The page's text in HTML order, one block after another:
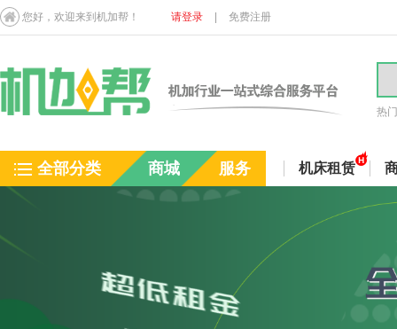
您好，欢迎来到机加帮！ 请登录 免费注册
热
全部分类 商城 服务 机床租赁